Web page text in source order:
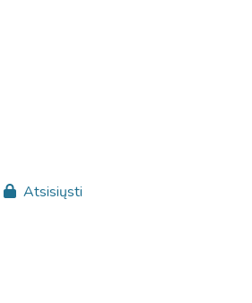
Atsisiųsti